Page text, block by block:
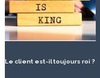
Le client est-il toujours roi ?